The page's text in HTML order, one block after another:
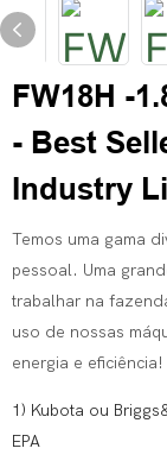
FW18H -
- Best
Industry
Temos uma gama
pessoal. Uma
trabalhar na
uso de nossas
energia e eficiência!
1) Kubota ou
EPA